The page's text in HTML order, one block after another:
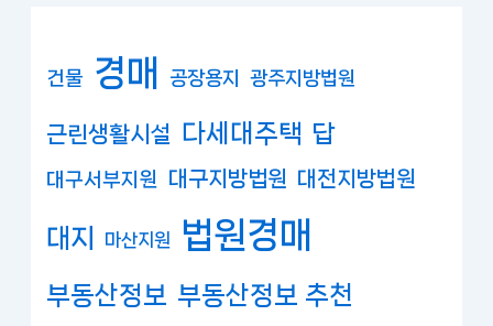
건물 경매 공장용지 광주지방법원
근린생활시설 다세대주택 답
대구서부지원 대구지방법원 대전지방법원
대지 마산지원 법원경매
부동산정보 부동산정보 추천